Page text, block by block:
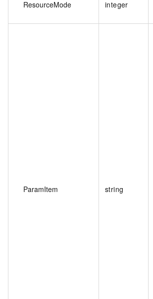
ResourceMode integer
ParamItem string